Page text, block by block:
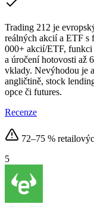
Trading 212 je
reálných akcií a ETF
000+ akcií/ETF, funkci
a úročení hotovosti až
vklady. Nevýhodou je
angličtině, stock
opce či futures.
Recenze
72–75 %
5